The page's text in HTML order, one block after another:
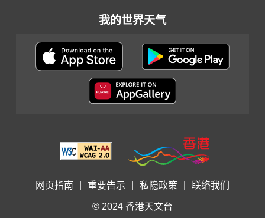
我的世界天气
网页指南 重要告示 私隐政策 联络我们
© 2024 香港天文台